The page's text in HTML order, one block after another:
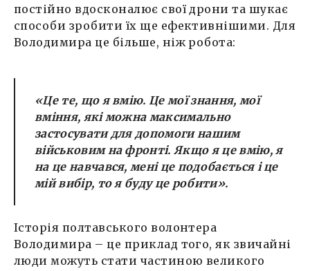
постійно вдосконалює свої дрони та шукає
способи зробити їх ще ефективнішими. Для
Володимира це більше, ніж робота:
«Це те, що я вмію. Це мої знання, мої
вміння, які можна максимально
застосувати для допомоги нашим
військовим на фронті. Якщо я це вмію, я
на це навчався, мені це подобається і це
мій вибір, то я буду це робити».
Історія полтавського волонтера
Володимира – це приклад того, як звичайні
люди можуть стати частиною великого